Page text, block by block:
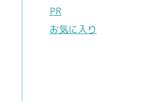
PR
お気に入り